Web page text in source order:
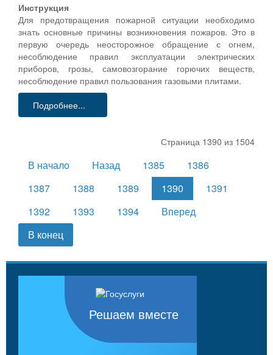
Инструкция
Для предотвращения пожарной ситуации необходимо
знать основные причины возникновения пожаров. Это в
первую очередь неосторожное обращение с огнем,
несоблюдение правил эксплуатации электрических
приборов, грозы, самовозгорание горючих веществ,
несоблюдение правил пользования газовыми плитами.
Подробнее...
Страница 1390 из 1504
В начало Назад 1385
1386
1387
1388 1389 1390
1391
1392
1393 1394
Вперед
В конец
Решаем вместе